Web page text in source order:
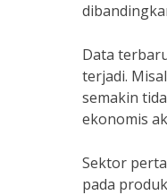
Data
terjadi.
semakin
ekonomis
Sektor
pada